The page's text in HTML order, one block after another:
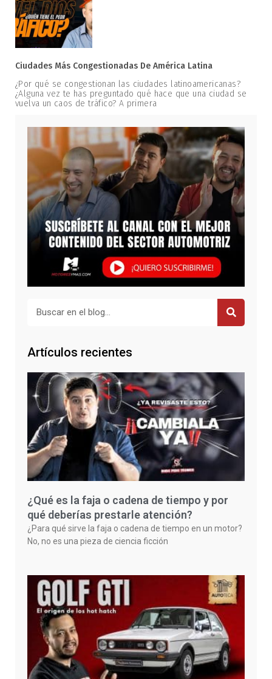
Ciudades Más Congestionadas De América Latina
¿Por qué se congestionan las ciudades latinoamericanas?
¿Alguna vez te has preguntado qué hace que una ciudad se
vuelva un caos de tráfico? A primera
Artículos recientes
¿Qué es la faja o cadena de tiempo y por
qué deberías prestarle atención?
¿Para qué sirve la faja o cadena de tiempo en un motor?
No, no es una pieza de ciencia ficción